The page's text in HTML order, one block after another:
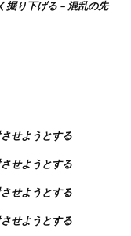
掘り下げる – 混乱の先
せようとする
せようとする
せようとする
せようとする